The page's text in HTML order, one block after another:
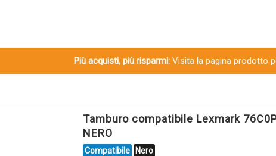
Più acquisti, più risparmi:Visita la pagina prodotto
Tamburo compatibile Lexmark
NERO
Compatibile Nero